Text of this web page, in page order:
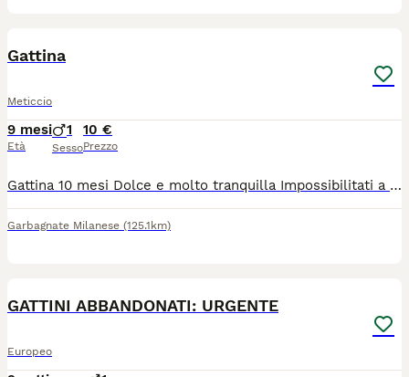
Gattina
Meticcio
9 mesi
Età
1
Sesso
10 €
Prezzo
Gattina 10 mesi Dolce e molto tranquilla Impossibilitati a tenerla per motivi di lavoro Siamo sempre assenti
Garbagnate Milanese (125.1km)
GATTINI ABBANDONATI: URGENTE
Europeo